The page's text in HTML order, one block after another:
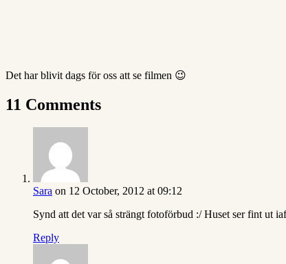
Det har blivit dags för oss att se filmen 😉
11 Comments
Sara on 12 October, 2012 at 09:12
Synd att det var så strängt fotoförbud :/ Huset ser fint ut
Reply